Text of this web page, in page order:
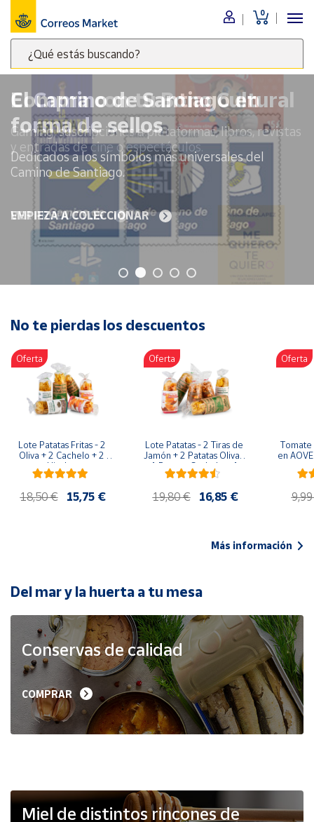
0
¿Qué estás buscando?
Escribe
palabras
clave
para
buscar
productos
en
Market
Menú
Nuestro
catálogo
Alimentación
Bebidas
Ocio y cultura
Juguetes y
Libros y
revistas
Tienda de
Artesanía
Oficina y
Papelería
Para Canarias,
Ceuta y Melilla
populares
Bono
Cultural
de Correos
Market
Productos
Solidarios
Ayuda
Vendedores
El Camino de Santiago en
forma de sellos
Dedicados a los símbolos más universales del
Camino de Santiago.
EMPIEZA A COLECCIONAR
No te pierdas los descuentos
Oferta
Lote Patatas Fritas - 2
Oliva + 2 Cachelo + 2
Hierbas
18,50 € 15,75 €
Oferta
Lote Patatas - 2 Tiras de
Jamón + 2 Patatas Oliva +
1 Patatas Cachelo + 1
Patatas Hierbas
19,80 € 16,85 €
Oferta
en
Más información
Del mar y la huerta a tu mesa
Conservas de calidad
COMPRAR
Miel de distintos rincones de